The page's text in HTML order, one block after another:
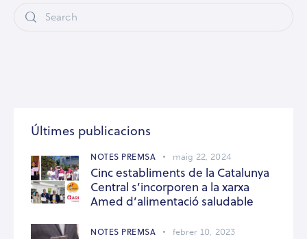
Últimes publicacions
NOTES PREMSA maig 22, 2024
Cinc establiments de la Catalunya
Central s’incorporen a la xarxa
Amed d’alimentació saludable
NOTES PREMSA febrer 10, 2023